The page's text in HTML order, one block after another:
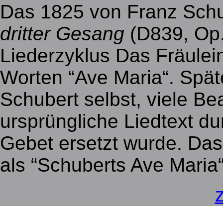
Das 1825 von Franz
dritter Gesang (D839,
Liederzyklus Das
Worten “Ave Maria“.
Schubert selbst, viele
ursprüngliche Liedtext
Gebet ersetzt wurde.
als “Schuberts Ave